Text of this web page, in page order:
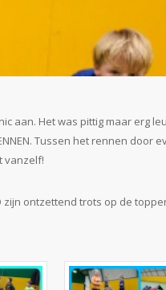
aan. Het was pittig maar erg
Tussen het rennen door
vanzelf!
ontzettend trots op de